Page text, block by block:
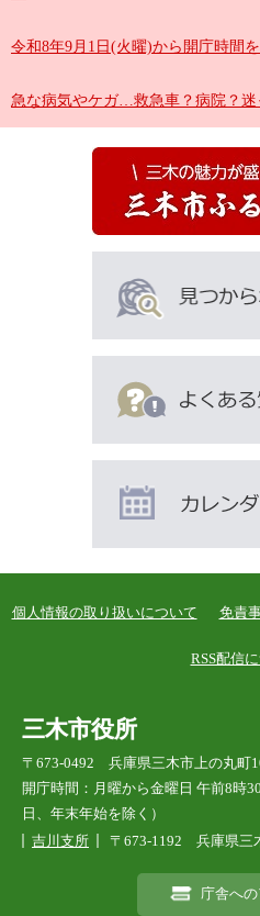
令和8年9月1日(火曜)から開庁時間
急な病気やケガ…救急車？病院？迷
個人情報の取り扱いについて 免責
RSS配信
三木市役所
〒673-0492 兵庫県三木市上の丸町
開庁時間：月曜から金曜日 午前8時
日、年末年始を除く）
吉川支所
〒673-1192 兵庫県三
庁舎へ